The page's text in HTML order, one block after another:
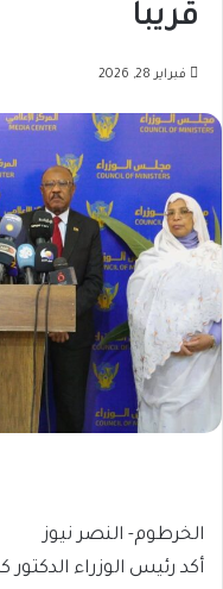
قريبا
فبراير 28, 2026
الخرطوم- النصر نيوز
أكد رئيس الوزراء